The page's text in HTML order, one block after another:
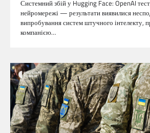
Системний збій у Hugging Face: OpenAI
нейромережі — результати виявилися
випробування систем штучного інтелекту,
компанією…